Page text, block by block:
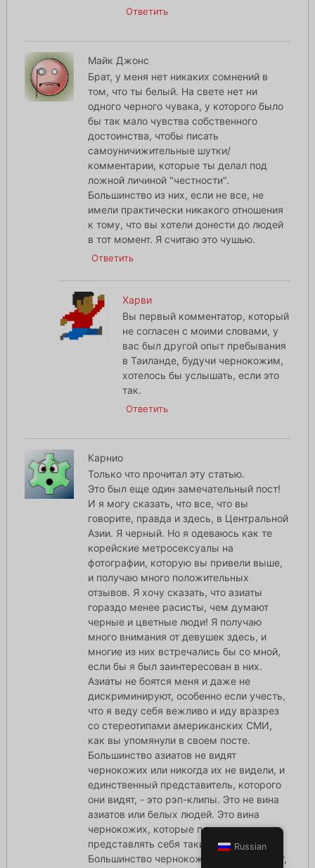
Ответить
Майк Джонс
Брат, у меня нет никаких сомнений в
том, что ты белый. На свете нет ни
одного черного чувака, у которого было
бы так мало чувства собственного
достоинства, чтобы писать
самоуничижительные шутки/
комментарии, которые ты делал под
ложной личиной "честности".
Большинство из них, если не все, не
имели практически никакого отношения
к тому, что вы хотели донести до людей
в тот момент. Я считаю это чушью.
Ответить
Харви
Вы первый комментатор, который
не согласен с моими словами, у
вас был другой опыт пребывания
в Таиланде, будучи чернокожим,
хотелось бы услышать, если это
так.
Ответить
Карнио
Только что прочитал эту статью.
Это был еще один замечательный пост!
И я могу сказать, что все, что вы
говорите, правда и здесь, в Центральной
Азии. Я черный. Но я одеваюсь как те
корейские метросексуалы на
фотографии, которую вы привели выше,
и получаю много положительных
отзывов. Я хочу сказать, что азиаты
гораздо менее расисты, чем думают
черные и цветные люди! Я получаю
много внимания от девушек здесь, и
многие из них встречались бы со мной,
если бы я был заинтересован в них.
Азиаты не боятся меня и даже не
дискриминируют, особенно если учесть,
что я веду себя вежливо и иду вразрез
со стереотипами американских СМИ,
как вы упомянули в своем посте.
Большинство азиатов не видят
чернокожих или никогда их не видели, и
единственный представитель, которого
они видят, - это рэп-клипы. Это не вина
азиатов или белых людей. Это вина
чернокожих, которые позволяют
представлять себя таким образом!
Большинство чернокожих скорее умрут,
Russian